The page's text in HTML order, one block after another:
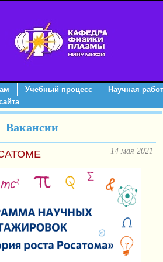
Учебный процесс
Научная
Вакансии
14 мая 2021